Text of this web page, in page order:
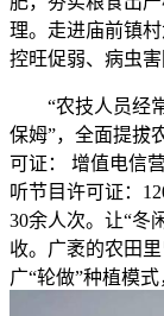
理。走进庙前镇
控旺促弱、病虫
“农技人员经常
保姆”，全面提拔
可证： 增值电信
听节目许可证：
30余人次。让“冬
收。广袤的农田
广“轮做”种植模